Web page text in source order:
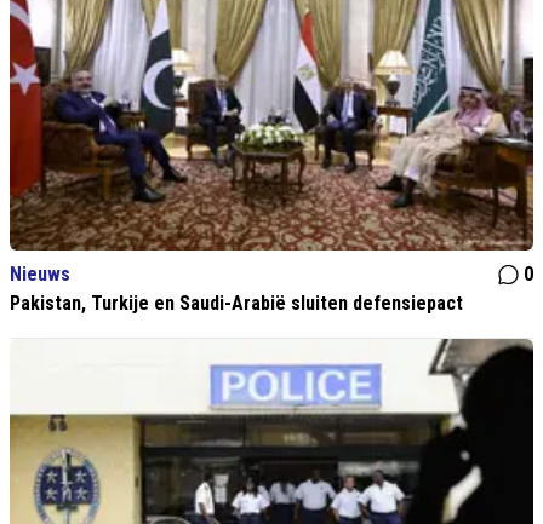
Nieuws
0
Pakistan, Turkije en Saudi-Arabië sluiten defensiepact